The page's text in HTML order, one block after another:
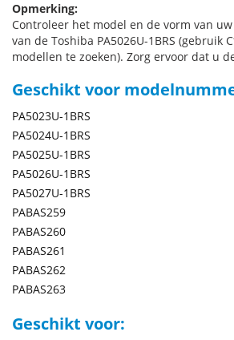
Opmerking:
Controleer het model en de vorm van
van de Toshiba PA5026U-1BRS (gebruik
modellen te zoeken). Zorg ervoor dat u
Geschikt voor
PA5023U-1BRS
PA5024U-1BRS
PA5025U-1BRS
PA5026U-1BRS
PA5027U-1BRS
PABAS259
PABAS260
PABAS261
PABAS262
PABAS263
Geschikt voor: